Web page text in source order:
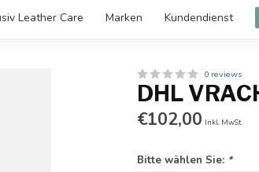
Leather Care Marken Kundendienst
0 reviews
DHL
€102,00 Inkl. MwSt.
Bitte wählen Sie: *